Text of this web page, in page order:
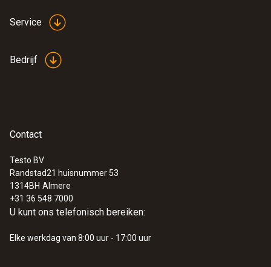
Service
Bedrijf
Contact
Testo BV
Randstad21 huisnummer 53
1314BH Almere
+31 36 548 7000
U kunt ons telefonisch bereiken:
Elke werkdag van 8:00 uur - 17:00 uur